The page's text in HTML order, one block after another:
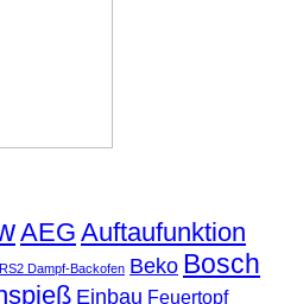
AEG Auftaufunktion
Dampf-Backofen Beko Bosch
Einbau Feuertopf